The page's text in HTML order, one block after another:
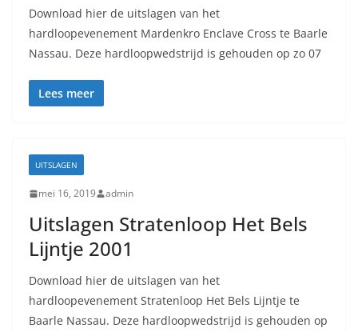
Download hier de uitslagen van het
hardloopevenement Mardenkro Enclave Cross te Baarle
Nassau. Deze hardloopwedstrijd is gehouden op zo 07
Lees meer
UITSLAGEN
mei 16, 2019 admin
Uitslagen Stratenloop Het Bels
Lijntje 2001
Download hier de uitslagen van het
hardloopevenement Stratenloop Het Bels Lijntje te
Baarle Nassau. Deze hardloopwedstrijd is gehouden op